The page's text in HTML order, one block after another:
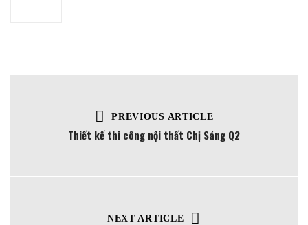
PREVIOUS ARTICLE
Thiết kế thi công nội thất Chị Sáng Q2
NEXT ARTICLE